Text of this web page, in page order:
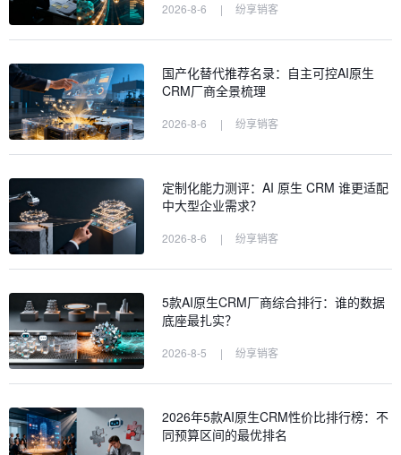
2026-8-6 | 纷享销客
国产化替代推荐名录：自主可控AI原生
CRM厂商全景梳理
2026-8-6 | 纷享销客
定制化能力测评：AI 原生 CRM 谁更适配
中大型企业需求？
2026-8-6 | 纷享销客
5款AI原生CRM厂商综合排行：谁的数据
底座最扎实？
2026-8-5 | 纷享销客
2026年5款AI原生CRM性价比排行榜：不
同预算区间的最优排名